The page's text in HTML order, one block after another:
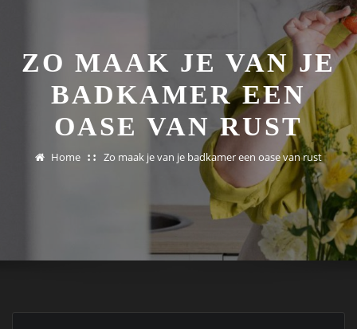
ZO MAAK JE VAN JE
BADKAMER EEN
OASE VAN RUST
Home Zo maak je van je badkamer een oase van rust